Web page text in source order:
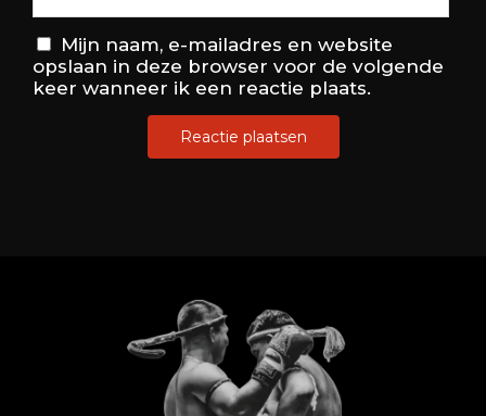
Mijn naam, e-mailadres en website
opslaan in deze browser voor de volgende
keer wanneer ik een reactie plaats.